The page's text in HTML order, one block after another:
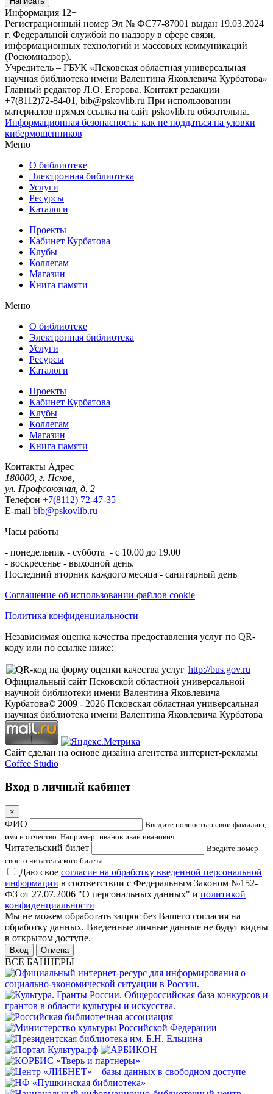
Информация 12+
Регистрационный номер Эл № ФС77-87001 выдан 19.03.2024
г. Федеральной службой по надзору в сфере связи,
информационных технологий и массовых коммуникаций
(Роскомнадзор).
Учредитель – ГБУК «Псковская областная универсальная
научная библиотека имени Валентина Яковлевича Курбатова»
Главный редактор Л.О. Егорова. Контакт редакции
+7(8112)72-84-01, bib@pskovlib.ru При использовании
материалов прямая ссылка на сайт pskovlib.ru обязательна.
Информационная безопасность: как не поддаться на уловки
кибермошенников
Меню
О библиотеке
Электронная библиотека
Услуги
Ресурсы
Каталоги
Проекты
Кабинет Курбатова
Клубы
Коллегам
Магазин
Книга памяти
Меню
О библиотеке
Электронная библиотека
Услуги
Ресурсы
Каталоги
Проекты
Кабинет Курбатова
Клубы
Коллегам
Магазин
Книга памяти
Контакты Адрес
180000, г. Псков,
ул. Профсоюзная, д. 2
Телефон +7(8112) 72-47-35
E-mail bib@pskovlib.ru
Часы работы
- понедельник - суббота - с 10.00 до 19.00
- воскресенье - выходной день.
Последний вторник каждого месяца - санитарный день
Соглашение об использовании файлов cookie
Политика конфиденциальности
Независимая оценка качества предоставления услуг по QR-
коду или по ссылке ниже:
http://bus.gov.ru
Официальный сайт Псковской областной универсальной
научной библиотеки имени Валентина Яковлевича
Курбатова© 2009 - 2026 Псковская областная универсальная
научная библиотека имени Валентина Яковлевича Курбатова
Сайт сделан на основе дизайна агентства интернет-рекламы
Coffee Studio
Вход в личный кабинет
×
ФИО
Введите полностью свои фамилию,
имя и отчество. Например: иванов иван иванович
Читательский билет
Введите номер
своего читательского билета.
Даю свое согласие на обработку введенной персональной
информации в соответствии с Федеральным Законом №152-
ФЗ от 27.07.2006 "О персональных данных" и политикой
конфиденциальности
Мы не можем обработать запрос без Вашего согласия на
обработку данных. Введенные личные данные не будут видны
в открытом доступе.
Отмена
ВСЕ БАННЕРЫ